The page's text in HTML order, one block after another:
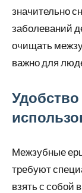
значительно
заболеваний
очищать
важно для
Удобство
Межзубные
требуют
взять с собой